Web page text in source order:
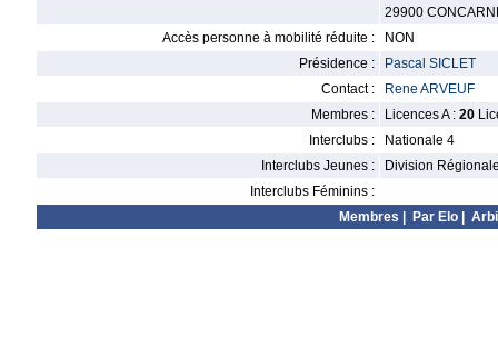
29900
Accès personne à mobilité réduite :
NON
Présidence :
Pascal SICLET
Contact :
Rene ARVEUF
Membres :
Licences A : 20
Interclubs :
Nationale 4
Interclubs Jeunes :
Division
Interclubs Féminins :
Membres
Par Elo